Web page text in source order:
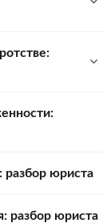
юриста
разбор юриста